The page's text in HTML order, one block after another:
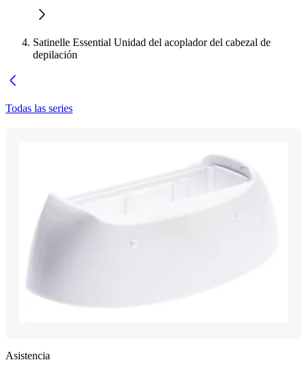
Satinelle Essential Unidad del acoplador del cabezal de
depilación
Todas las series
Asistencia